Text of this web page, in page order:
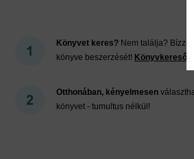
Könyvet keres? Nem találja? Bízza
könyve beszerzését! Könyvkereső-
Otthonában, kényelmesen
könyvet - tumultus nélkül!